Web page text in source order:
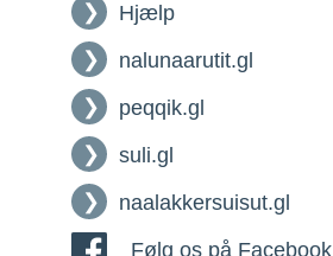
Hjælp
nalunaarutit.gl
peqqik.gl
suli.gl
naalakkersuisut.gl
Følg os på Facebook